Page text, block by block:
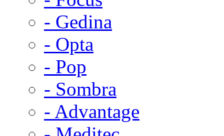
- Gedina
- Opta
- Pop
- Sombra
- Advantage